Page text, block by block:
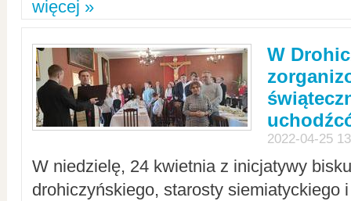
więcej »
W
2022-04-25
W niedzielę, 24 kwietnia z inicjatywy
drohiczyńskiego, starosty siemiatyckiego